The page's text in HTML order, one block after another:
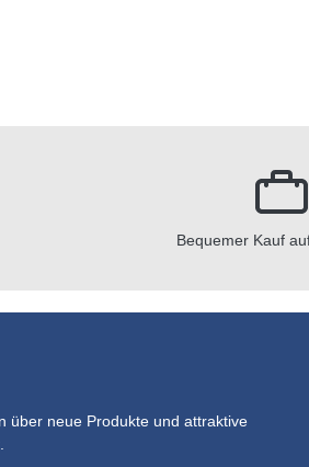
Bequemer Kauf
über neue Produkte und attraktive